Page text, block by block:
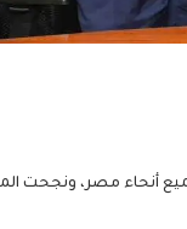
في جميع أنحاء مصر،